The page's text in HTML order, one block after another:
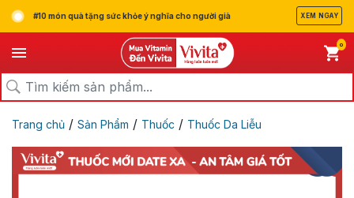
#10 món quà tặng sức khỏe ý nghĩa cho người già XEM NGAY
0
Trang chủ / Sản Phẩm / Thuốc / Thuốc Da Liễu